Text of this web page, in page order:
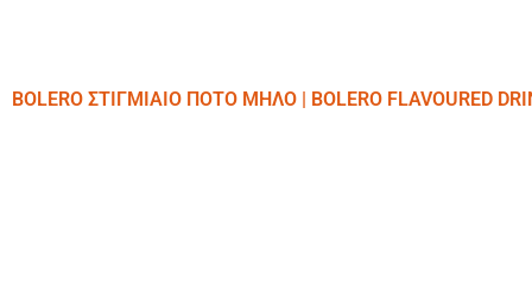
BOLERO ΣΤΙΓΜΙΑΙΟ ΠΟΤΟ ΜΗΛΟ | BOLERO FLAVOURED